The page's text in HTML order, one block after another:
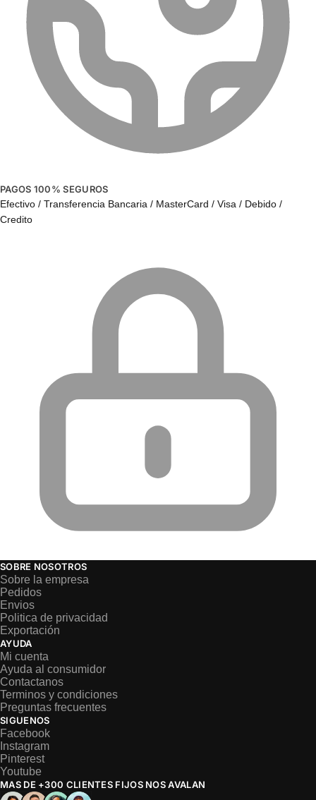
PAGOS 100% SEGUROS
Efectivo / Transferencia Bancaria / MasterCard / Visa / Debido /
Credito
SOBRE NOSOTROS
Sobre la empresa
Pedidos
Envios
Politica de privacidad
Exportación
AYUDA
Mi cuenta
Ayuda al consumidor
Contactanos
Terminos y condiciones
Preguntas frecuentes
SIGUENOS
Facebook
Instagram
Pinterest
Youtube
MAS DE +300 CLIENTES FIJOS NOS AVALAN